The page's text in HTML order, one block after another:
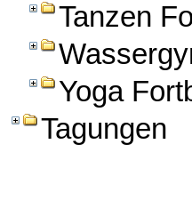
Tanzen
Yoga
Tagungen